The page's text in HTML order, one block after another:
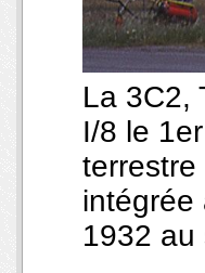
La 3C2,
I/8 le
intégrée
1932 au